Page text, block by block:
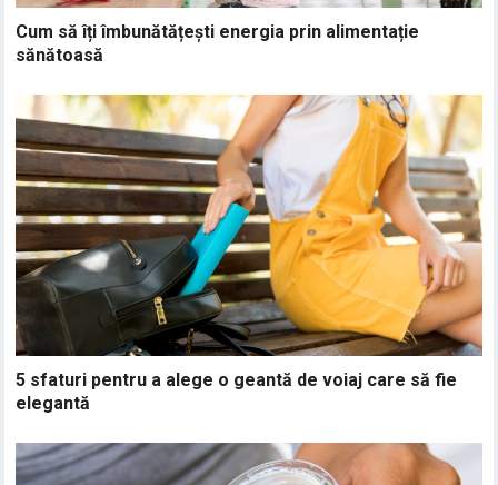
Cum să îți îmbunătățești energia prin alimentație
sănătoasă
5 sfaturi pentru a alege o geantă de voiaj care să fie
elegantă